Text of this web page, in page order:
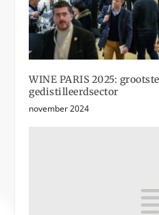
WINE PARIS 2025:
gedistilleerdsector
november 2024